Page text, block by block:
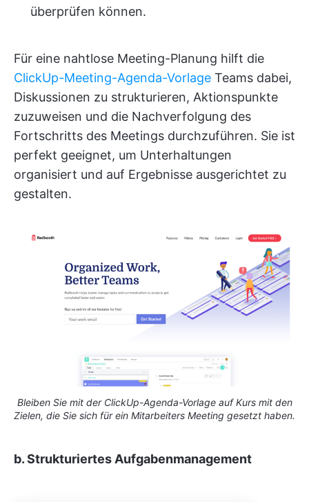
überprüfen können.
Für eine nahtlose Meeting-Planung hilft die
ClickUp-Meeting-Agenda-Vorlage Teams dabei,
Diskussionen zu strukturieren, Aktionspunkte
zuzuweisen und die Nachverfolgung des
Fortschritts des Meetings durchzuführen. Sie ist
perfekt geeignet, um Unterhaltungen
organisiert und auf Ergebnisse ausgerichtet zu
gestalten.
Bleiben Sie mit der ClickUp-Agenda-Vorlage auf Kurs mit den
Zielen, die Sie sich für ein Mitarbeiters Meeting gesetzt haben.
b. Strukturiertes Aufgabenmanagement